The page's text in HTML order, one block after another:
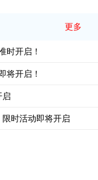
更多
时开启！
将开启！
启
限时活动即将开启